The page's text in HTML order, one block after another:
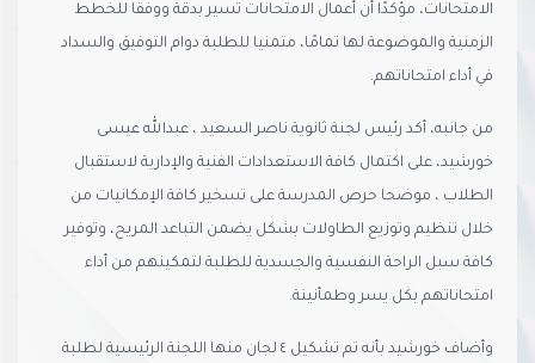
الامتحانات، مؤكدًا أن أعمال الامتحانات تسير بدقة ووفقًا للخطط
الزمنية والموضوعة لها تمامًا، متمنيا للطلبة دوام التوفيق والسداد
في أداء امتحاناتهم.
من جانبه، أكد رئيس لجنة ثانوية ناصر السعيد ، عبدالله عيسى
خورشيد، على اكتمال كافة الاستعدادات الفنية والإدارية لاستقبال
الطلاب ، موضحا حرص المدرسة على تسخير كافة الإمكانيات من
خلال تنظيم وتوزيع الطاولات بشكل يضمن التباعد المريح، وتوفير
كافة سبل الراحة النفسية والجسدية للطلبة لتمكينهم من أداء
امتحاناتهم بكل يسر وطمأنينة.
وأضاف خورشيد بأنه تم تشكيل ٤ لجان منها اللجنة الرئيسية لطلبة